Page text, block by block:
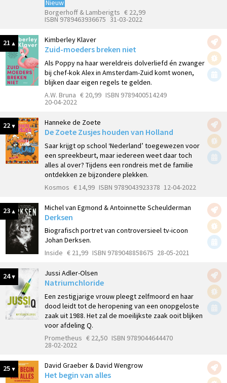
Nieuw
Borgerhoff & Lamberigts € 22,99
ISBN 9789463936675 31-03-2022
21 Kimberley Klaver
Zuid-moeders breken niet
Als Poppy na haar wereldreis dolverliefd én zwanger
bij chef-kok Alex in Amsterdam-Zuid komt wonen,
blijken daar eigen regels te gelden.
A.W. Bruna € 20,99 ISBN 9789400514249
20-04-2022
22 Hanneke de Zoete
De Zoete Zusjes houden van Holland
Saar krijgt op school ‘Nederland’ toegewezen voor
een spreekbeurt, maar iedereen weet daar toch
alles al over? Tijdens een rondreis met de familie
ontdekken ze bijzondere plekken.
Kosmos € 14,99 ISBN 9789043923378 12-04-2022
23 Michel van Egmond & Antoinnette Scheulderman
Derksen
Biografisch portret van controversieel tv-icoon
Johan Derksen.
Inside € 21,99 ISBN 9789048858675 28-05-2021
24 Jussi Adler-Olsen
Natriumchloride
Een zestigjarige vrouw pleegt zelfmoord en haar
dood leidt tot de heropening van een onopgeloste
zaak uit 1988. Het zal de moeilijkste zaak ooit blijken
voor afdeling Q.
Prometheus € 22,50 ISBN 9789044644470
28-02-2022
25 David Graeber & David Wengrow
Het begin van alles